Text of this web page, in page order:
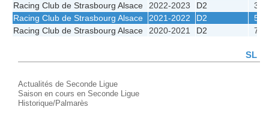
Racing Club de Strasbourg Alsace
2022-2023 D2
3e
Racing Club de Strasbourg Alsace
2021-2022 D2
5e
Racing Club de Strasbourg Alsace
2020-2021 D2 7e
SL
Actualités de Seconde Ligue
Saison en cours en Seconde Ligue
Historique/Palmarès